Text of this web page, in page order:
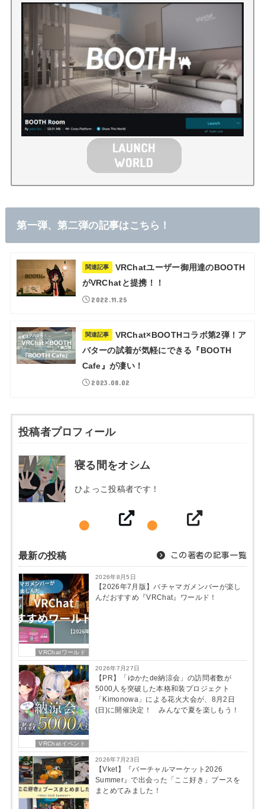
第一弾、第二弾の記事はこちら！
関連記事
VRChatユーザー御用達のBOOTH
がVRChatと提携！！
2022.11.25
関連記事
VRChat×BOOTHコラボ第2弾！ア
バターの試着が気軽にできる『BOOTH
Cafe』が凄い！
2023.08.02
投稿者プロフィール
寝る間をオシム
ひよっこ投稿者です！
最新の投稿 この著者の記事一覧
VRChatワールド
2026年8月5日
【2026年7月版】バチャマガメンバーが楽し
んだおすすめ『VRChat』ワールド！
VRChatイベント
2026年7月27日
【PR】「ゆかたde納涼会」の訪問者数が
5000人を突破した本格和装プロジェクト
「Kimonowa」による花火大会が、8月2日
(日)に開催決定！ みんなで夏を楽しもう！
2026年7月23日
【Vket】『バーチャルマーケット2026
Summer』で出会った「ここ好き」ブースを
まとめてみました！